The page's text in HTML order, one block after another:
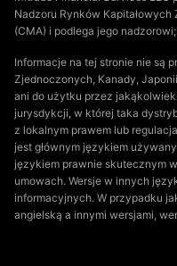
Nadzoru Rynków
(CMA) i podlega jego
Informacje na tej stronie nie są
Zjednoczonych, Kanady,
ani do użytku przez
jurysdykcji, w której taka
z lokalnym prawem lub
jest głównym językiem
językiem prawnie skutecznym
umowach. Wersje w innych
informacyjnych. W przypadku
angielską a innymi wersjami,